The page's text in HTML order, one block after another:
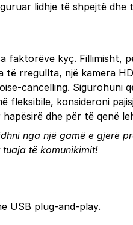
lidhje të shpejtë dhe
faktorëve kyç. Fillimisht,
rregullta, një kamera
cancelling. Sigurohuni
konsideroni
dhe për të qenë
nga një gamë e gjerë
të komunikimit!
USB plug-and-play.